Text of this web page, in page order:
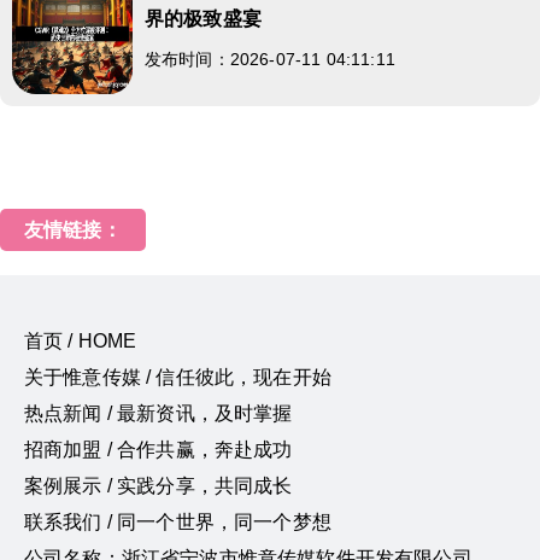
界的极致盛宴
发布时间：2026-07-11 04:11:11
友情链接：
首页 / HOME
关于惟意传媒 / 信任彼此，现在开始
热点新闻 / 最新资讯，及时掌握
招商加盟 / 合作共赢，奔赴成功
案例展示 / 实践分享，共同成长
联系我们 / 同一个世界，同一个梦想